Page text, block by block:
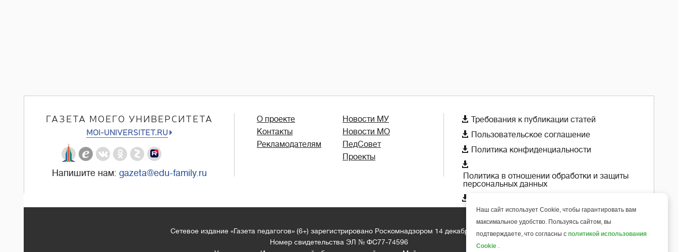
ГАЗЕТА МОЕГО УНИВЕРСИТЕТА
MOI-UNIVERSITET.RU
Напишите нам: gazeta@edu-family.ru
О проекте
Контакты
Рекламодателям
Новости МУ
Новости МО
ПедСовет
Проекты
 Требования к публикации статей
 Пользовательское соглашение
 Политика конфиденциальности

Политика в отношении обработки и защиты
персональных данных

Сетевое издание «Газета педагогов» (6+) зарегистрировано Роскомнадзором 14 декабря 2018 года
Номер свидетельства ЭЛ № ФС77-74596
6+
Наш сайт использует Cookie, чтобы гарантировать вам
максимальное удобство. Пользуясь сайтом, вы
подтверждаете, что согласны с политикой использования
Cookie .